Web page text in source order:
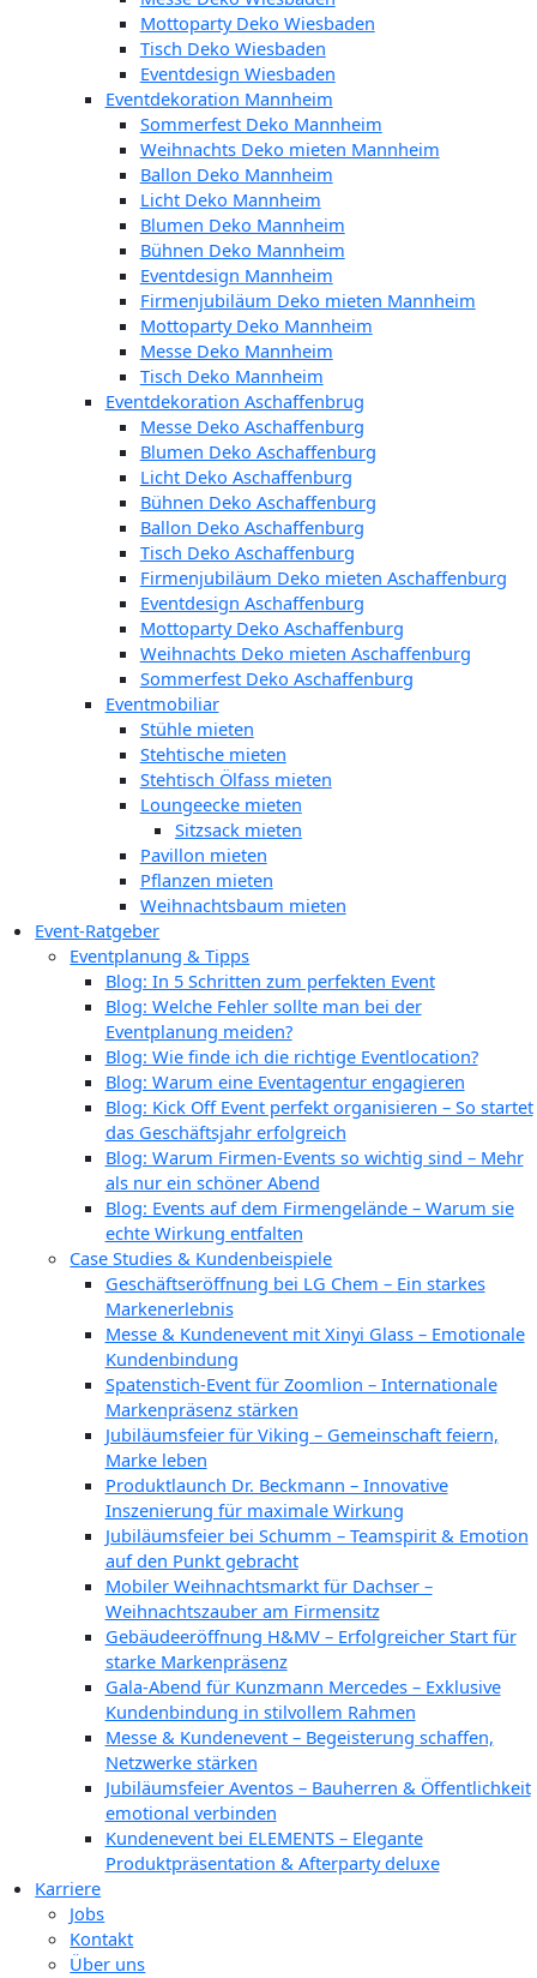
Mottoparty Deko Wiesbaden
Tisch Deko Wiesbaden
Eventdesign Wiesbaden
Eventdekoration Mannheim
Sommerfest Deko Mannheim
Weihnachts Deko mieten Mannheim
Ballon Deko Mannheim
Licht Deko Mannheim
Blumen Deko Mannheim
Bühnen Deko Mannheim
Eventdesign Mannheim
Firmenjubiläum Deko mieten Mannheim
Mottoparty Deko Mannheim
Messe Deko Mannheim
Tisch Deko Mannheim
Eventdekoration Aschaffenbrug
Messe Deko Aschaffenburg
Blumen Deko Aschaffenburg
Licht Deko Aschaffenburg
Bühnen Deko Aschaffenburg
Ballon Deko Aschaffenburg
Tisch Deko Aschaffenburg
Firmenjubiläum Deko mieten Aschaffenburg
Eventdesign Aschaffenburg
Mottoparty Deko Aschaffenburg
Weihnachts Deko mieten Aschaffenburg
Sommerfest Deko Aschaffenburg
Eventmobiliar
Stühle mieten
Stehtische mieten
Stehtisch Ölfass mieten
Loungeecke mieten
Sitzsack mieten
Pavillon mieten
Pflanzen mieten
Weihnachtsbaum mieten
Event-Ratgeber
Eventplanung & Tipps
Blog: In 5 Schritten zum perfekten Event
Blog: Welche Fehler sollte man bei der
Eventplanung meiden?
Blog: Wie finde ich die richtige Eventlocation?
Blog: Warum eine Eventagentur engagieren
Blog: Kick Off Event perfekt organisieren – So startet
das Geschäftsjahr erfolgreich
Blog: Warum Firmen-Events so wichtig sind – Mehr
als nur ein schöner Abend
Blog: Events auf dem Firmengelände – Warum sie
echte Wirkung entfalten
Case Studies & Kundenbeispiele
Geschäftseröffnung bei LG Chem – Ein starkes
Markenerlebnis
Messe & Kundenevent mit Xinyi Glass – Emotionale
Kundenbindung
Spatenstich-Event für Zoomlion – Internationale
Markenpräsenz stärken
Jubiläumsfeier für Viking – Gemeinschaft feiern,
Marke leben
Produktlaunch Dr. Beckmann – Innovative
Inszenierung für maximale Wirkung
Jubiläumsfeier bei Schumm – Teamspirit & Emotion
auf den Punkt gebracht
Mobiler Weihnachtsmarkt für Dachser –
Weihnachtszauber am Firmensitz
Gebäudeeröffnung H&MV – Erfolgreicher Start für
starke Markenpräsenz
Gala-Abend für Kunzmann Mercedes – Exklusive
Kundenbindung in stilvollem Rahmen
Messe & Kundenevent – Begeisterung schaffen,
Netzwerke stärken
Jubiläumsfeier Aventos – Bauherren & Öffentlichkeit
emotional verbinden
Kundenevent bei ELEMENTS – Elegante
Produktpräsentation & Afterparty deluxe
Karriere
Jobs
Kontakt
Über uns